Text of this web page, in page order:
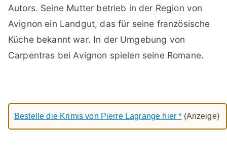
Autors. Seine Mutter betrieb in der Region von
Avignon ein Landgut, das für seine französische
Küche bekannt war. In der Umgebung von
Carpentras bei Avignon spielen seine Romane.
Bestelle die Krimis von Pierre Lagrange hier * (Anzeige)